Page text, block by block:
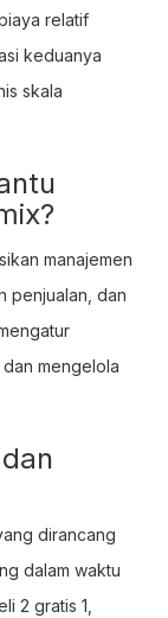
relatif
keduanya
skala
manajemen
penjualan, dan
mengelola
dirancang
dalam waktu
2 gratis 1,